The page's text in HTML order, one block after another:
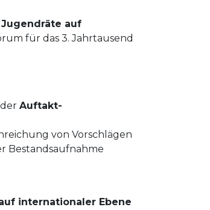
auf
für das 3. Jahrtausend
Auftakt-
von Vorschlägen
Bestandsaufnahme
internationaler Ebene